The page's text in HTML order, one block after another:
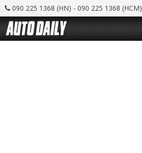
090 225 1368 (HN) - 090 225 1368 (HCM)